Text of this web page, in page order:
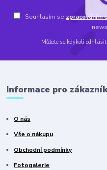
Souhlasím se zpracováním
Můžete se kdykoli
Informace pro
O nás
Vše o nákupu
Obchodní podmínky
Fotogalerie